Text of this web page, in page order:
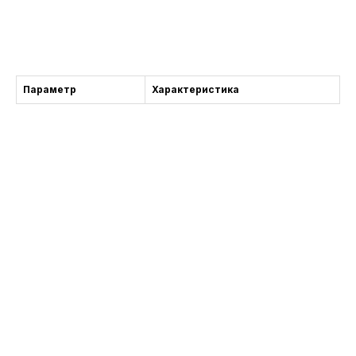
Параметр Характеристика